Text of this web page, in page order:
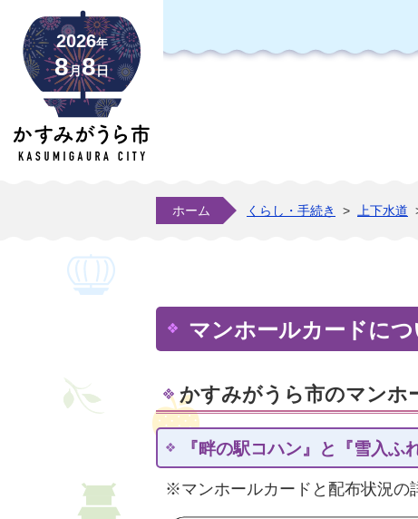
2026年
8月8日
ホーム くらし・手続き > 上下水道
マンホールカードにつ
かすみがうら市のマンホ
『畔の駅コハン』と『雪入
※マンホールカードと配布状況の